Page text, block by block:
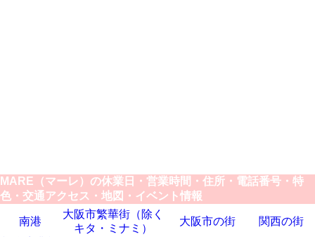
MARE（マーレ）の休業日・営業時間・住所・電話番号・特
色・交通アクセス・地図・イベント情報
南港
大阪市繁華街（除く
キタ・ミナミ）
大阪市の街
関西の街